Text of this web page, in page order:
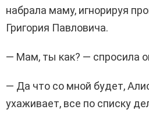
набрала маму, игнорируя
Григория Павловича.
— Мам, ты как? — спросила
— Да что со мной будет,
ухаживает, все по списку